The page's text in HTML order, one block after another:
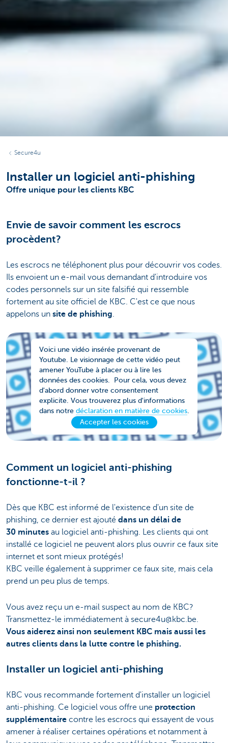
Secure4u
Installer un logiciel anti-phishing
Offre unique pour les clients KBC
Envie de savoir comment les escrocs
procèdent?
Les escrocs ne téléphonent plus pour découvrir vos codes.
Ils envoient un e-mail vous demandant d'introduire vos
codes personnels sur un site falsifié qui ressemble
fortement au site officiel de KBC. C'est ce que nous
appelons un site de phishing.
Voici une vidéo insérée provenant de
Youtube. Le visionnage de cette vidéo peut
amener YouTube à placer ou à lire les
données des cookies. Pour cela, vous devez
d'abord donner votre consentement
explicite. Vous trouverez plus d'informations
dans notre déclaration en matière de cookies.
Accepter les cookies
Comment un logiciel anti-phishing
fonctionne-t-il ?
Dès que KBC est informé de l'existence d'un site de
phishing, ce dernier est ajouté dans un délai de
30 minutes au logiciel anti-phishing. Les clients qui ont
installé ce logiciel ne peuvent alors plus ouvrir ce faux site
internet et sont mieux protégés!
KBC veille également à supprimer ce faux site, mais cela
prend un peu plus de temps.
Vous avez reçu un e-mail suspect au nom de KBC?
Transmettez-le immédiatement à secure4u@kbc.be.
Vous aiderez ainsi non seulement KBC mais aussi les
autres clients dans la lutte contre le phishing.
Installer un logiciel anti-phishing
KBC vous recommande fortement d'installer un logiciel
anti-phishing. Ce logiciel vous offre une protection
supplémentaire contre les escrocs qui essayent de vous
amener à réaliser certaines opérations et notamment à